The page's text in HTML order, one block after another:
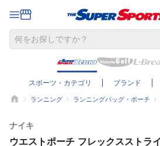
スポーツ・カテゴリ ブランド
ランニング ランニングバッグ・ポーチ
ナイキ
ウエストポーチ フレックスストラ